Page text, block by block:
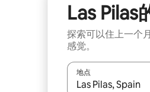
Las Pilas
探索可以住上一个
感觉。
地点
如有搜索结果，请